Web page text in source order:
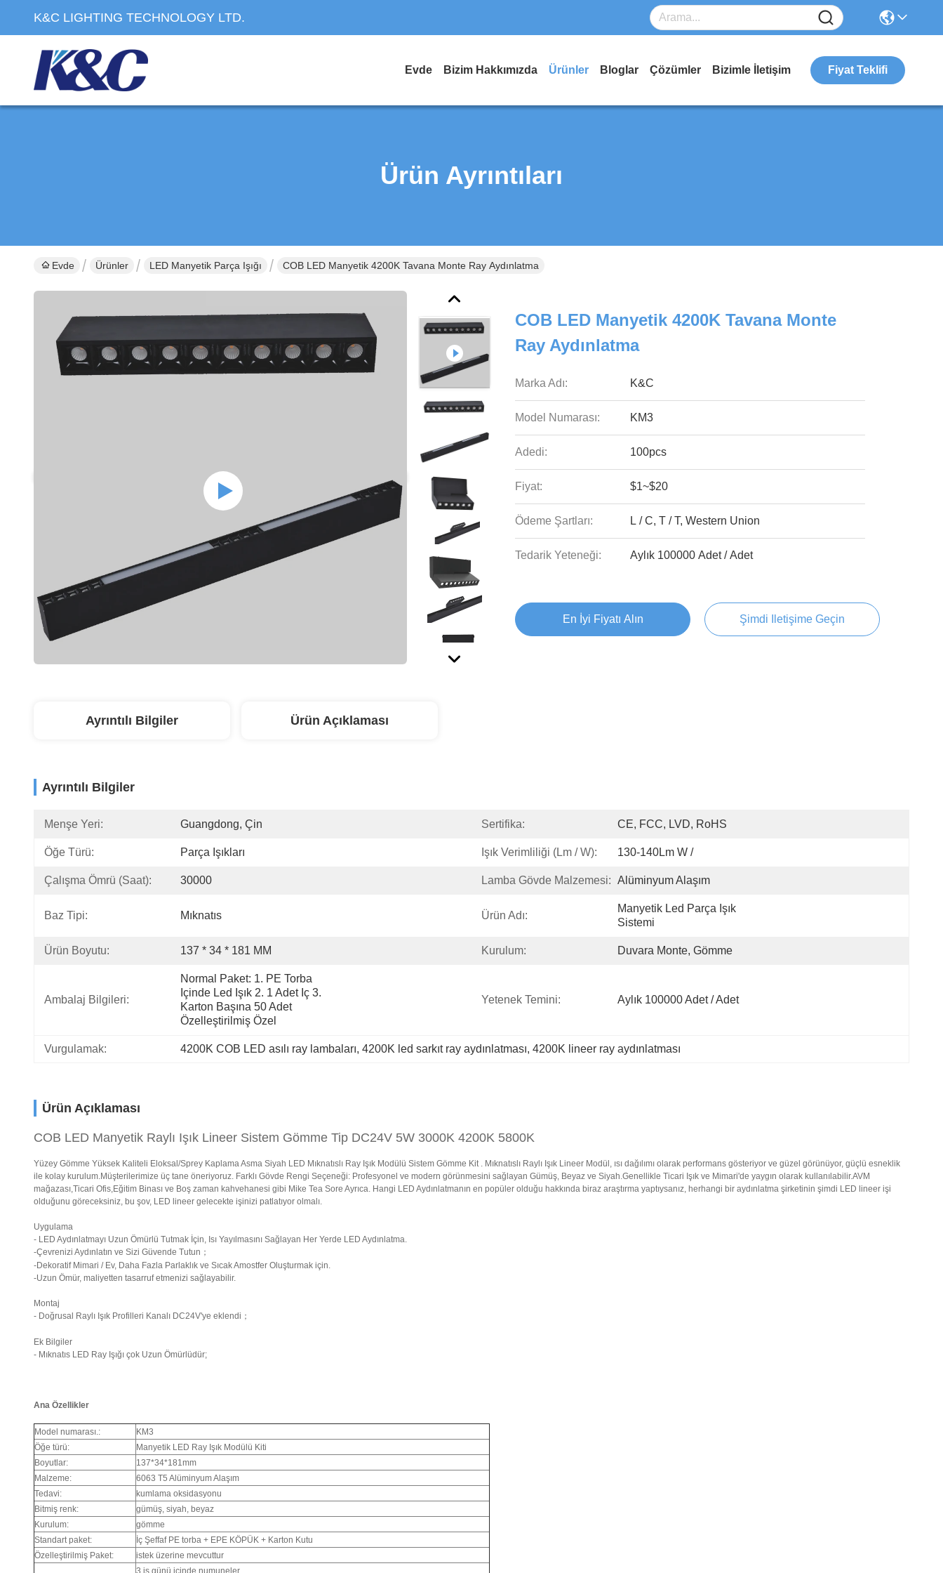
K&C LIGHTING TECHNOLOGY LTD.
Evde Bizim Hakkımızda Ürünler Bloglar Çözümler Bizimle İletişim Fiyat Teklifi
Ürün Ayrıntıları
Evde Ürünler LED Manyetik Parça Işığı COB LED Manyetik 4200K Tavana Monte Ray Aydınlatma
COB LED Manyetik 4200K Tavana Monte
Ray Aydınlatma
Marka Adı: K&C
Model Numarası: KM3
Adedi: 100pcs
Fiyat: $1~$20
Ödeme Şartları: L / C, T / T, Western Union
Tedarik Yeteneği: Aylık 100000 Adet / Adet
En İyi Fiyatı Alın Şimdi Iletişime Geçin
Ayrıntılı Bilgiler Ürün Açıklaması
Ayrıntılı Bilgiler
Menşe Yeri: Guangdong, Çin Sertifika: CE, FCC, LVD, RoHS
Öğe Türü: Parça Işıkları Işık Verimliliği (lm / W): 130-140Lm W /
Çalışma Ömrü (saat): 30000 Lamba Gövde Malzemesi: Alüminyum Alaşım
Baz Tipi: Mıknatıs Ürün Adı:
Manyetik Led Parça Işık
Sistemi
Ürün Boyutu: 137 * 34 * 181 MM Kurulum: Duvara Monte, Gömme
Ambalaj Bilgileri:
Normal Paket: 1. PE Torba
Içinde Led Işık 2. 1 Adet Iç 3.
Karton Başına 50 Adet
Özelleştirilmiş Özel
Yetenek Temini: Aylık 100000 Adet / Adet
Vurgulamak: 4200K COB LED asılı ray lambaları, 4200K led sarkıt ray aydınlatması, 4200K lineer ray aydınlatması
Ürün Açıklaması
COB LED Manyetik Raylı Işık Lineer Sistem Gömme Tip DC24V 5W 3000K 4200K 5800K
Yüzey Gömme Yüksek Kaliteli Eloksal/Sprey Kaplama Asma Siyah LED Mıknatıslı Ray Işık Modülü Sistem Gömme Kit . Mıknatıslı Raylı Işık Lineer Modül, ısı dağılımı olarak performans gösteriyor ve güzel görünüyor, güçlü esneklik
ile kolay kurulum.Müşterilerimize üç tane öneriyoruz. Farklı Gövde Rengi Seçeneği: Profesyonel ve modern görünmesini sağlayan Gümüş, Beyaz ve Siyah.Genellikle Ticari Işık ve Mimari'de yaygın olarak kullanılabilir.AVM
mağazası,Ticari Ofis,Eğitim Binası ve Boş zaman kahvehanesi gibi Mike Tea Sore Ayrıca. Hangi LED Aydınlatmanın en popüler olduğu hakkında biraz araştırma yaptıysanız, herhangi bir aydınlatma şirketinin şimdi LED lineer işi
olduğunu göreceksiniz, bu şov, LED lineer gelecekte işinizi patlatıyor olmalı.
Uygulama
- LED Aydınlatmayı Uzun Ömürlü Tutmak İçin, Isı Yayılmasını Sağlayan Her Yerde LED Aydınlatma.
-Çevrenizi Aydınlatın ve Sizi Güvende Tutun；
-Dekoratif Mimari / Ev, Daha Fazla Parlaklık ve Sıcak Amostfer Oluşturmak için.
-Uzun Ömür, maliyetten tasarruf etmenizi sağlayabilir.
Montaj
- Doğrusal Raylı Işık Profilleri Kanalı DC24V'ye eklendi；
Ek Bilgiler
- Mıknatıs LED Ray Işığı çok Uzun Ömürlüdür;
Ana Özellikler
Model numarası.:
KM3
Öğe türü:
Manyetik LED Ray Işık Modülü Kiti
Boyutlar:
137*34*181mm
Malzeme:
6063 T5 Alüminyum Alaşım
Tedavi:
kumlama oksidasyonu
Bitmiş renk:
gümüş, siyah, beyaz
Kurulum:
gömme
Standart paket:
İç Şeffaf PE torba + EPE KÖPÜK + Karton Kutu
Özelleştirilmiş Paket:
istek üzerine mevcuttur
3 iş günü içinde numuneler